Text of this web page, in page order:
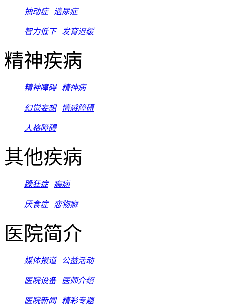
抽动症| 遗尿症
智力低下| 发育迟缓
精神疾病
精神障碍| 精神病
幻觉妄想| 情感障碍
人格障碍
其他疾病
躁狂症| 癫痫
厌食症| 恋物癖
医院简介
媒体报道| 公益活动
医院设备| 医师介绍
医院新闻| 精彩专题